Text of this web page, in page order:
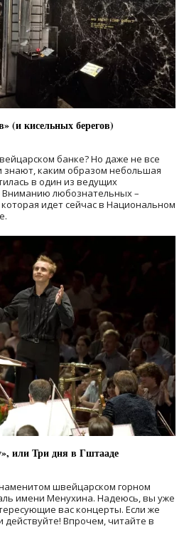
(и кисельных берегов)
банке? Но даже не все
знают, каким образом небольшая
в один из ведущих
любознательных –
идет сейчас в Национальном
или Три дня в Гштааде
швейцарском горном
имени Менухина. Надеюсь, вы уже
вас концерты. Если же
действуйте! Впрочем, читайте в